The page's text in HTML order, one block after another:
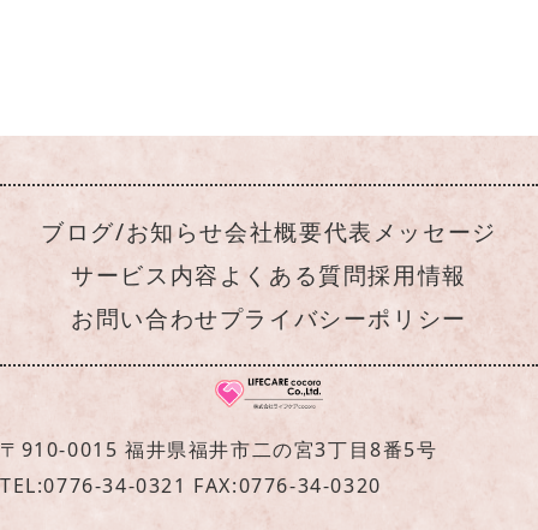
ブログ/お知らせ会社概要代表メッセージ
サービス内容よくある質問採用情報
お問い合わせプライバシーポリシー
〒910-0015 福井県福井市二の宮3丁目8番5号
TEL:0776-34-0321 FAX:0776-34-0320